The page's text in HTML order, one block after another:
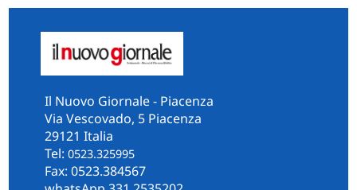
Il Nuovo Giornale - Piacenza
Via Vescovado, 5 Piacenza
29121 Italia
Tel: 0523.325995
Fax: 0523.384567